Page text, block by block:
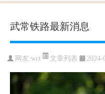
武常铁路最新消息
网友:wct 文章列表 2024-